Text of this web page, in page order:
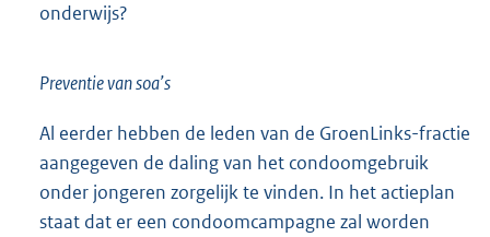
onderwijs?
Preventie van soa’s
Al eerder hebben de leden van de GroenLinks-fractie
aangegeven de daling van het condoomgebruik
onder jongeren zorgelijk te vinden. In het actieplan
staat dat er een condoomcampagne zal worden